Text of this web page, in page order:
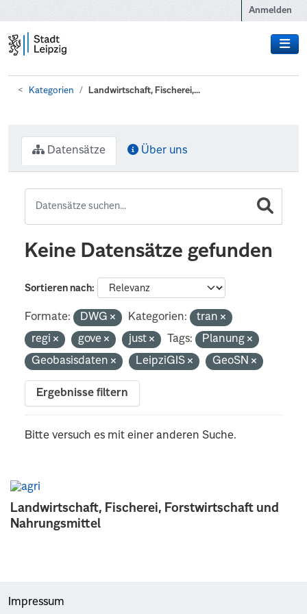
Anmelden
Kategorien Landwirtschaft, Fischerei,...
Landwirtschaft, Fischerei, Forstwirtschaft und
Nahrungsmittel
Datensätze Über uns
Keine Datensätze gefunden
Sortieren nach
Formate: DWG Kategorien:
tran
regi
gove just Tags:
Planung
Geobasisdaten
LeipziGIS GeoSN
Ergebnisse filtern
Bitte versuch es mit einer anderen Suche.
Impressum